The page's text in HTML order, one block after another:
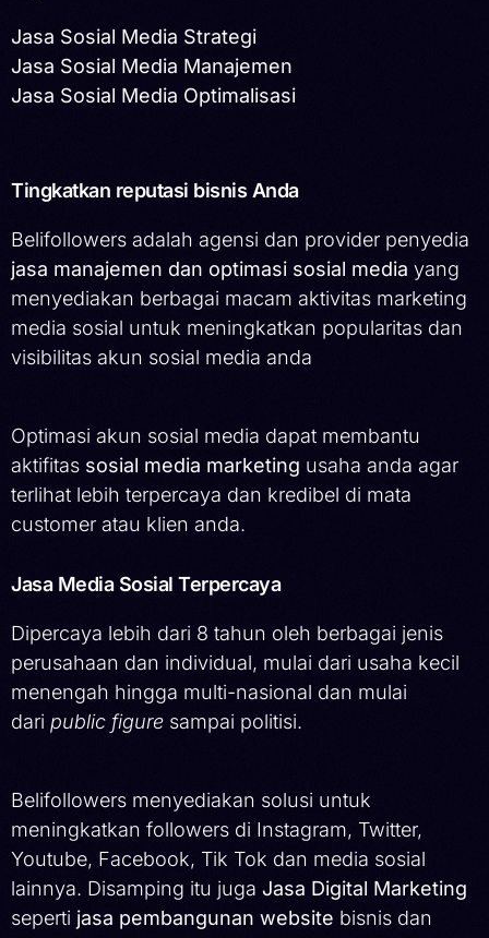
Jasa Sosial Media Strategi
Jasa Sosial Media Manajemen
Jasa Sosial Media Optimalisasi
Tingkatkan reputasi bisnis Anda
Belifollowers adalah agensi dan provider penyedia
jasa manajemen dan optimasi sosial media yang
menyediakan berbagai macam aktivitas marketing
media sosial untuk meningkatkan popularitas dan
visibilitas akun sosial media anda
Optimasi akun sosial media dapat membantu
aktifitas sosial media marketing usaha anda agar
terlihat lebih terpercaya dan kredibel di mata
customer atau klien anda.
Jasa Media Sosial Terpercaya
Dipercaya lebih dari 8 tahun oleh berbagai jenis
perusahaan dan individual, mulai dari usaha kecil
menengah hingga multi-nasional dan mulai
dari public figure sampai politisi.
Belifollowers menyediakan solusi untuk
meningkatkan followers di Instagram, Twitter,
Youtube, Facebook, Tik Tok dan media sosial
lainnya. Disamping itu juga Jasa Digital Marketing
seperti jasa pembangunan website bisnis dan